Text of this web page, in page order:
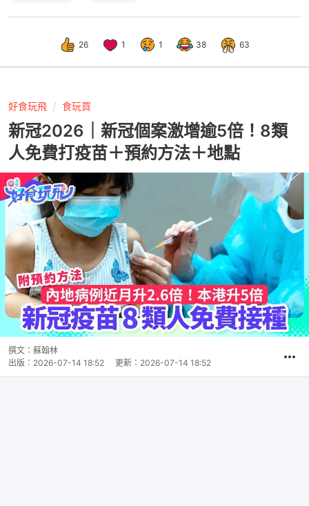
26 1 1 38 63
好食玩飛 食玩買
新冠2026｜新冠個案激增逾5倍！8類
人免費打疫苗＋預約方法＋地點
撰文： 蘇翰林
出版： 2026-07-14 18:52 更新： 2026-07-14 18:52